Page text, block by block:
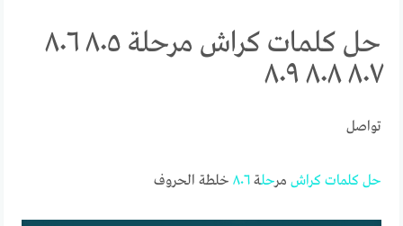
حل كلمات كراش مرحلة ٨٠٥ ٨٠٦
٨٠٧ ٨٠٨ ٨٠٩
تواصل
حل كلمات كراش مرحلة٨٠٦ خلطة الحروف